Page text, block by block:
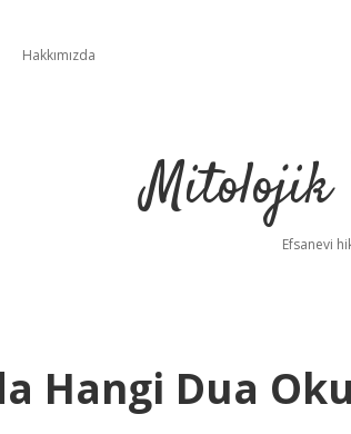
Hakkımızda
Mitolojik
Efsanevi
Hangi Dua